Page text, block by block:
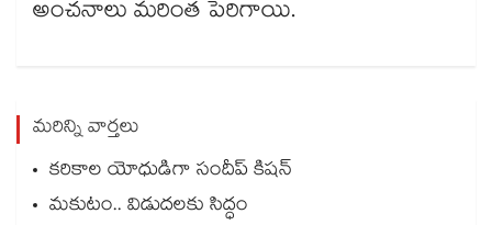
అంచనాలు మరింత పెరిగాయి.
మరిన్ని వార్తలు
కరికాల యోధుడిగా సందీప్ కిషన్
మకుటం.. విడుదలకు సిద్ధం